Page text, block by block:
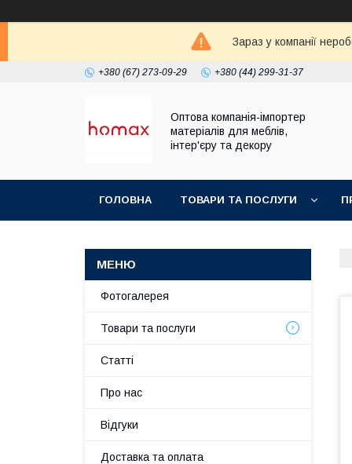
Зараз у компанії
+380 (67) 273-09-29 +380 (44) 299-31-37
Оптова компанія-імпортер
матеріалів для меблів,
інтер'єру та декору
ГОЛОВНА ТОВАРИ ТА ПОСЛУГИ
Фотогалерея
Товари та послуги
Статті
Про нас
Відгуки
Доставка та оплата